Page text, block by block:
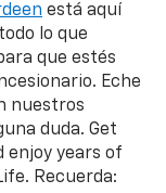
está aquí
lo que
que estés
Eche
nuestros
duda. Get
enjoy years of
Recuerda: